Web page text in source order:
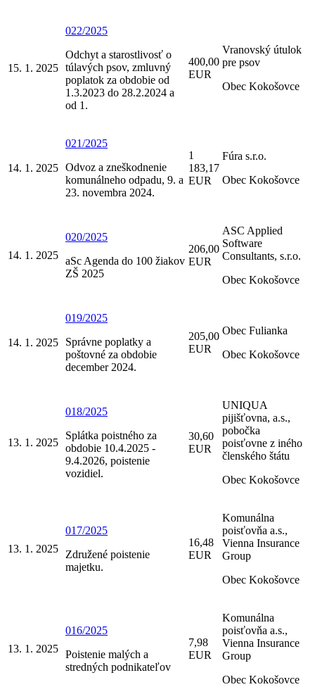
15. 1. 2025
022/2025
Odchyt a starostlivosť o
túlavých psov, zmluvný
poplatok za obdobie od
1.3.2023 do 28.2.2024 a
od 1.
400,00
EUR
Vranovský útulok
pre psov
Obec Kokošovce
14. 1. 2025
021/2025
Odvoz a zneškodnenie
komunálneho odpadu, 9. a
23. novembra 2024.
1
183,17
EUR
Fúra s.r.o.
Obec Kokošovce
14. 1. 2025
020/2025
aSc Agenda do 100 žiakov
ZŠ 2025
206,00
EUR
ASC Applied
Software
Consultants, s.r.o.
Obec Kokošovce
14. 1. 2025
019/2025
Správne poplatky a
poštovné za obdobie
december 2024.
205,00
EUR
Obec Fulianka
Obec Kokošovce
13. 1. 2025
018/2025
Splátka poistného za
obdobie 10.4.2025 -
9.4.2026, poistenie
vozidiel.
30,60
EUR
UNIQUA
pijišťovna, a.s.,
pobočka
poisťovne z iného
členského štátu
Obec Kokošovce
13. 1. 2025
017/2025
Združené poistenie
majetku.
16,48
EUR
Komunálna
poisťovňa a.s.,
Vienna Insurance
Group
Obec Kokošovce
13. 1. 2025
016/2025
Poistenie malých a
stredných podnikateľov
7,98
EUR
Komunálna
poisťovňa a.s.,
Vienna Insurance
Group
Obec Kokošovce